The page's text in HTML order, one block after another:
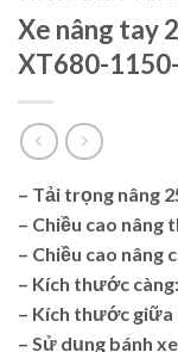
Xe nâng tay
XT680-
– Tải trọng nâng
– Chiều cao nâng
– Chiều cao nâng
– Kích thước
– Kích thước giữa
– Sử dụng bánh